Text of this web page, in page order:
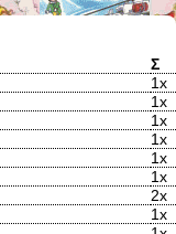
Σ
1x
1x
1x
1x
1x
1x
2x
1x